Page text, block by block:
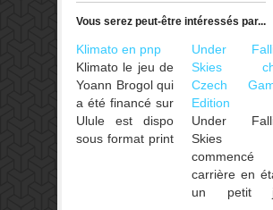
Vous serez peut-être intéressés par...
Klimato en pnp
Klimato le jeu de
Yoann Brogol qui
a été financé sur
Ulule est dispo
sous format print
Under
Skies
Czech
Edition
Under
Skies
commencé
carrière en
un petit